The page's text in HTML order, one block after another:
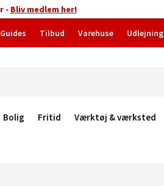
- Bliv medlem her!
Tilbud Varehuse Udlejning
Bolig Fritid Værktøj & værksted